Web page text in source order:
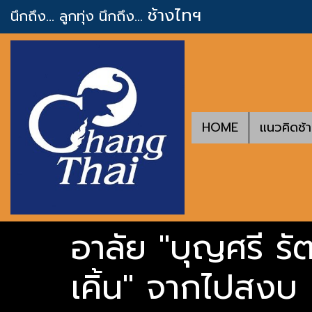
นึกถึง... ลูกทุ่ง นึกถึง... ช้างไทฯ
HOME แนวคิดช้
อาลัย "บุญศรี รั
เคิ้น" จากไปสงบ